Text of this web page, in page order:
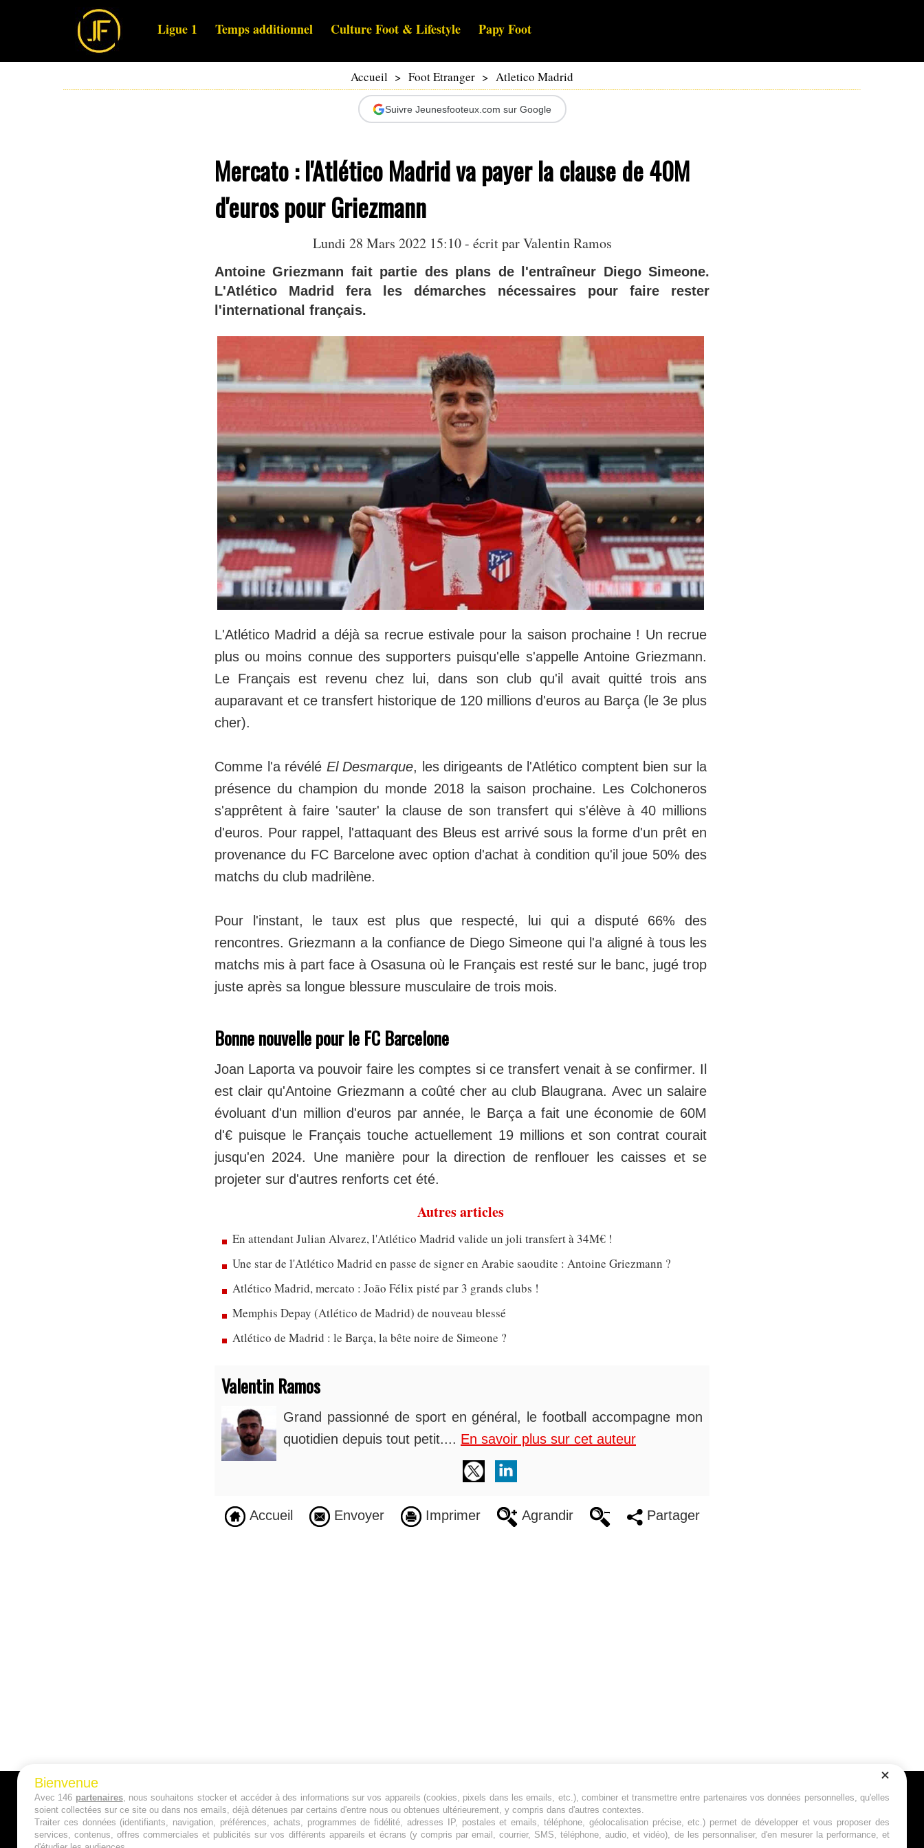
Ligue 1 Temps additionnel Culture Foot & Lifestyle Papy Foot
Accueil > Foot Etranger > Atletico Madrid
Suivre Jeunesfooteux.com sur Google
Mercato : l'Atlético Madrid va payer la clause de 40M
d'euros pour Griezmann
Lundi 28 Mars 2022 15:10 - écrit parValentin Ramos
Antoine Griezmann fait partie des plans de l'entraîneur Diego Simeone.
L'Atlético Madrid fera les démarches nécessaires pour faire rester
l'international français.
L'Atlético Madrid a déjà sa recrue estivale pour la saison prochaine ! Un recrue
plus ou moins connue des supporters puisqu'elle s'appelle Antoine Griezmann.
Le Français est revenu chez lui, dans son club qu'il avait quitté trois ans
auparavant et ce transfert historique de 120 millions d'euros au Barça (le 3e plus
cher).
Comme l'a révélé El Desmarque, les dirigeants de l'Atlético comptent bien sur la
présence du champion du monde 2018 la saison prochaine. Les Colchoneros
s'apprêtent à faire 'sauter' la clause de son transfert qui s'élève à 40 millions
d'euros. Pour rappel, l'attaquant des Bleus est arrivé sous la forme d'un prêt en
provenance du FC Barcelone avec option d'achat à condition qu'il joue 50% des
matchs du club madrilène.
Pour l'instant, le taux est plus que respecté, lui qui a disputé 66% des
rencontres. Griezmann a la confiance de Diego Simeone qui l'a aligné à tous les
matchs mis à part face à Osasuna où le Français est resté sur le banc, jugé trop
juste après sa longue blessure musculaire de trois mois.
Bonne nouvelle pour le FC Barcelone
Joan Laporta va pouvoir faire les comptes si ce transfert venait à se confirmer. Il
est clair qu'Antoine Griezmann a coûté cher au club Blaugrana. Avec un salaire
évoluant d'un million d'euros par année, le Barça a fait une économie de 60M
d'€ puisque le Français touche actuellement 19 millions et son contrat courait
jusqu'en 2024. Une manière pour la direction de renflouer les caisses et se
projeter sur d'autres renforts cet été.
Autres articles
En attendant Julian Alvarez, l'Atlético Madrid valide un joli transfert à 34M€ !
Une star de l'Atlético Madrid en passe de signer en Arabie saoudite : Antoine Griezmann ?
Atlético Madrid, mercato : João Félix pisté par 3 grands clubs !
Memphis Depay (Atlético de Madrid) de nouveau blessé
Atlético de Madrid : le Barça, la bête noire de Simeone ?
Valentin Ramos
Grand passionné de sport en général, le football accompagne mon
quotidien depuis tout petit.... En savoir plus sur cet auteur
Accueil Envoyer Imprimer Agrandir Partager
A PROPOS
Qui sommes nous ?
Jeunesfooteux est un média sportif qui traite
principalement de l'actualité de la Ligue 1 et
des grosses actualités de la Ligue 2 et du
Suivez-nous
Bienvenue
Avec 146 partenaires, nous souhaitons stocker et accéder à des informations sur vos appareils (cookies, pixels dans les emails, etc.), combiner et transmettre entre partenaires vos données personnelles, qu'elles
soient collectées sur ce site ou dans nos emails, déjà détenues par certains d'entre nous ou obtenues ultérieurement, y compris dans d'autres contextes.
Traiter ces données (identifiants, navigation, préférences, achats, programmes de fidélité, adresses IP, postales et emails, téléphone, géolocalisation précise, etc.) permet de développer et vous proposer des
services, contenus, offres commerciales et publicités sur vos différents appareils et écrans (y compris par email, courrier, SMS, téléphone, audio, et vidéo), de les personnaliser, d'en mesurer la performance, et